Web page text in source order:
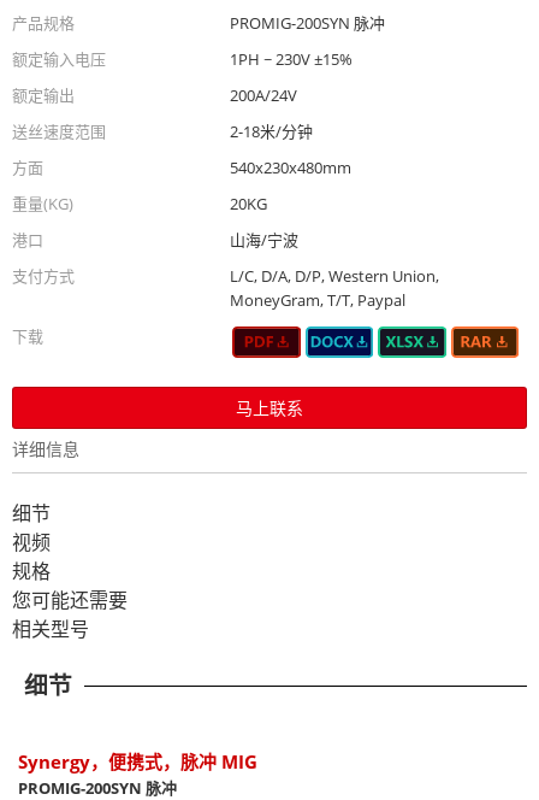
产品规格
PROMIG-200SYN 脉冲
额定输入电压
1PH ~ 230V ±15%
额定输出
200A/24V
送丝速度范围
2-18米/分钟
方面
540x230x480mm
重量(KG)
20KG
港口
山海/宁波
支付方式
L/C, D/A, D/P, Western Union,
MoneyGram, T/T, Paypal
下载
马上联系
详细信息
细节
视频
规格
您可能还需要
相关型号
细节
Synergy，便携式，脉冲 MIG
PROMIG-200SYN 脉冲